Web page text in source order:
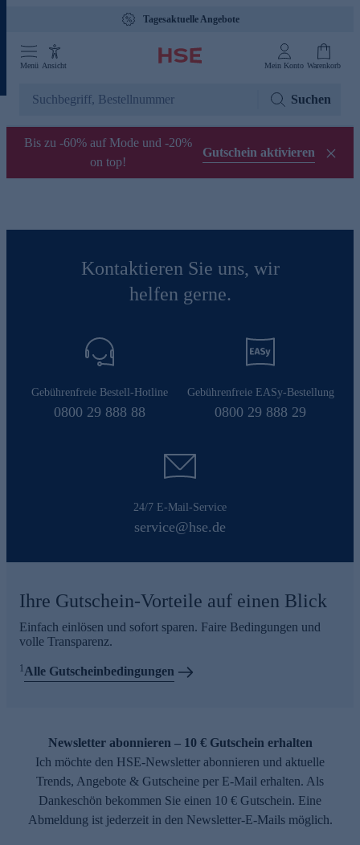
Tagesaktuelle Angebote
Menü Ansicht Mein Konto Warenkorb
Suchen
Bis zu -60% auf Mode und -20%
on top!
Gutschein aktivieren
Kontaktieren Sie uns, wir
helfen gerne.
Gebührenfreie Bestell-Hotline
0800 29 888 88
Gebührenfreie EASy-Bestellung
0800 29 888 29
24/7 E-Mail-Service
service@hse.de
Ihre Gutschein-Vorteile auf einen Blick
Einfach einlösen und sofort sparen. Faire Bedingungen und
volle Transparenz.
1Alle Gutscheinbedingungen
Newsletter abonnieren – 10 € Gutschein erhalten
Ich möchte den HSE-Newsletter abonnieren und aktuelle
Trends, Angebote & Gutscheine per E-Mail erhalten. Als
Dankeschön bekommen Sie einen 10 € Gutschein. Eine
Abmeldung ist jederzeit in den Newsletter-E-Mails möglich.